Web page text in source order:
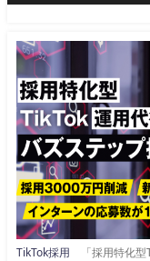
TikTok採用 「採用特化型